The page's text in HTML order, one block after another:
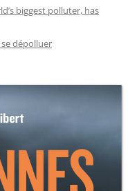
biggest polluter, has
dépolluer